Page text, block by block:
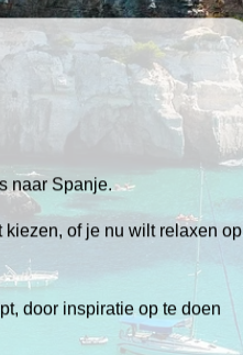
naar Spanje.
of je nu wilt relaxen op
door inspiratie op te doen